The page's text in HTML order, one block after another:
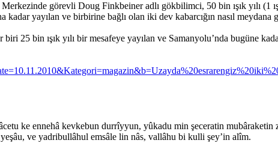
görevli Doug Finkbeiner adlı gökbilimci, 50 bin ışık yılı (1
kadar yayılan ve birbirine bağlı olan iki dev kabarcığın nasıl
bin ışık yılı bir mesafeye yayılan ve Samanyolu’nda bugüne
ke ennehâ kevkebun durrîyyun, yûkadu min şeceratin mubâraketin
ve yadribullâhul emsâle lin nâs, vallâhu bi kulli şey’in alîm.